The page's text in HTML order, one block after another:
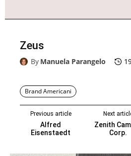
Zeus
By Manuela Parangelo
Brand Americani
Previous article
Alfred
Eisenstaedt
Next
Zenith
Corp.